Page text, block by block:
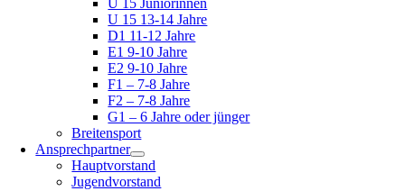
U 15 Juniorinnen
U 15 13-14 Jahre
D1 11-12 Jahre
E1 9-10 Jahre
E2 9-10 Jahre
F1 – 7-8 Jahre
F2 – 7-8 Jahre
G1 – 6 Jahre oder jünger
Breitensport
Ansprechpartner
Hauptvorstand
Jugendvorstand